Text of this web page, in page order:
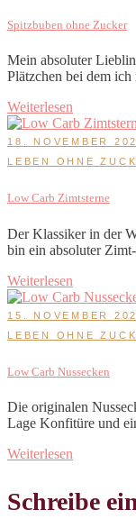
Spitzbuben ohne Zucker
Mein absoluter
Plätzchen bei dem
Weiterlesen
18. NOVEMBER
LEBEN OHNE
Low Carb Zimtsterne
Der Klassiker in der
bin ein absoluter
Weiterlesen
15. NOVEMBER
LEBEN OHNE
Low Carb Nussecken
Die originalen
Lage Konfitüre und
Weiterlesen
Schreibe